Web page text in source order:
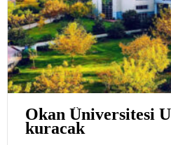
Okan Üniversitesi
kuracak